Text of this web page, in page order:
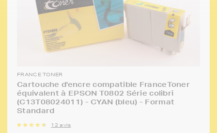
FRANCE TONER
Cartouche d'encre compatible FranceToner
équivalent à EPSON T0802 Série colibri
(C13T08024011) - CYAN (bleu) - Format
Standard
12 avis